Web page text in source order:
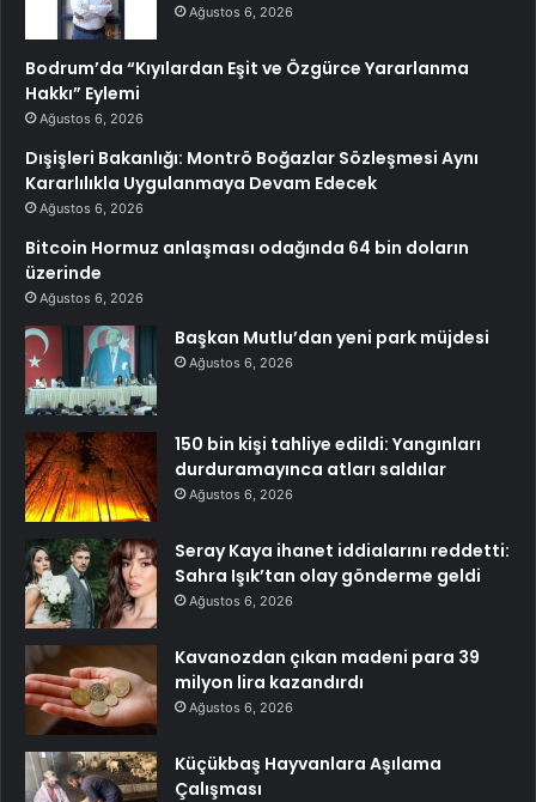
Ağustos 6, 2026
Bodrum’da “Kıyılardan Eşit ve Özgürce Yararlanma
Hakkı” Eylemi
Ağustos 6, 2026
Dışişleri Bakanlığı: Montrö Boğazlar Sözleşmesi Aynı
Kararlılıkla Uygulanmaya Devam Edecek
Ağustos 6, 2026
Bitcoin Hormuz anlaşması odağında 64 bin doların
üzerinde
Ağustos 6, 2026
Başkan Mutlu’dan yeni park müjdesi
Ağustos 6, 2026
150 bin kişi tahliye edildi: Yangınları
durduramayınca atları saldılar
Ağustos 6, 2026
Seray Kaya ihanet iddialarını reddetti:
Sahra Işık’tan olay gönderme geldi
Ağustos 6, 2026
Kavanozdan çıkan madeni para 39
milyon lira kazandırdı
Ağustos 6, 2026
Küçükbaş Hayvanlara Aşılama
Çalışması